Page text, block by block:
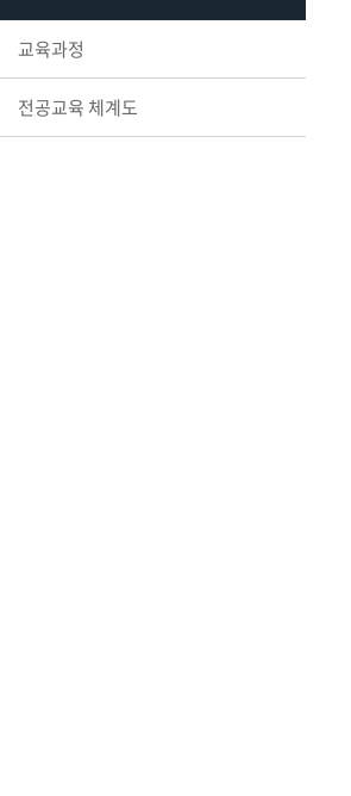
교육과정
전공교육 체계도